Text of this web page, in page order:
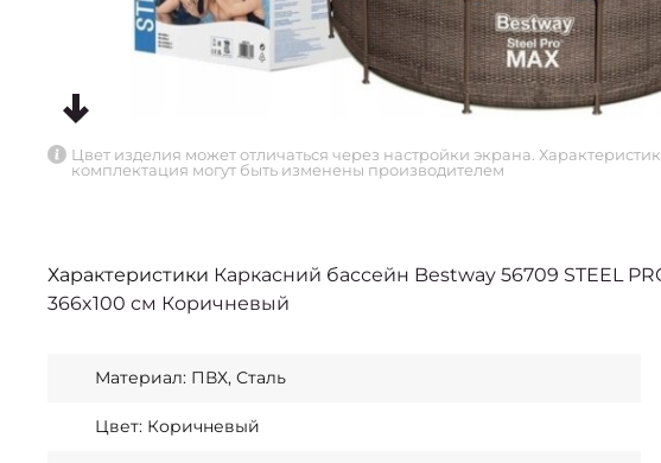
Цвет изделия может отличаться через настройки экрана.
комплектация могут быть изменены производителем
Характеристики Каркасний бассейн Bestway 56709 STEEL
366x100 см Коричневый
Материал: ПВХ, Сталь
Цвет: Коричневый